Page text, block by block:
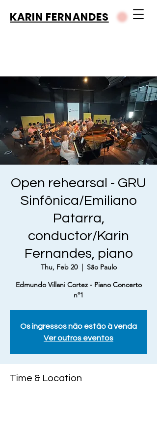
KARIN FERNANDES
Open rehearsal - GRU
Sinfônica/Emiliano
Patarra,
conductor/Karin
Fernandes, piano
Thu, Feb 20
  |
São Paulo
Edmundo Villani Cortez - Piano Concerto
nº1
Os ingressos não estão à venda
Ver outros eventos
Time & Location